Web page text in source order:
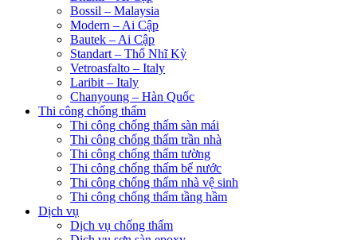
Bossil – Malaysia
Modern – Ai Cập
Bautek – Ai Cập
Standart – Thổ Nhĩ Kỳ
Vetroasfalto – Italy
Laribit – Italy
Chanyoung – Hàn Quốc
Thi công chống thấm
Thi công chống thấm sàn mái
Thi công chống thấm trần nhà
Thi công chống thấm tường
Thi công chống thấm bể nước
Thi công chống thấm nhà vệ sinh
Thi công chống thấm tầng hầm
Dịch vụ
Dịch vụ chống thấm